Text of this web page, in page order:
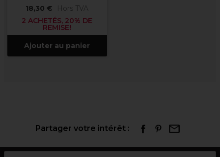
18,30 €
Hors TVA
2 ACHETÉS, 20% DE
REMISE!
Ajouter au panier
Partager votre intérêt :